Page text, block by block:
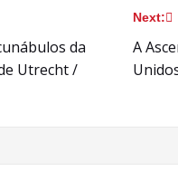
​​da
Utrecht /
Next:
A